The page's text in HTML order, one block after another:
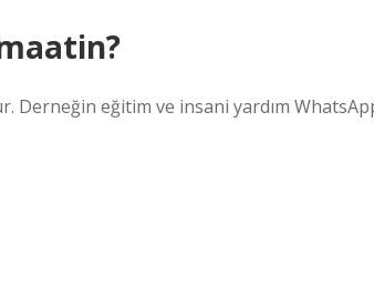
Derneğin eğitim ve insani yardım